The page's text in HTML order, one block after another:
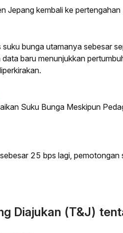
Jepang kembali ke pertengahan
suku bunga utamanya sebesar
baru menunjukkan
Suku Bunga Meskipun
25 bps lagi,
Diajukan (T&J)